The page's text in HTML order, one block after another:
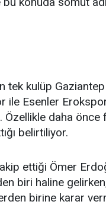
tek kulüp
ile Esenler
Özellikle daha önce
belirtiliyor.
ettiği Ömer
biri haline gelirken,
birine karar